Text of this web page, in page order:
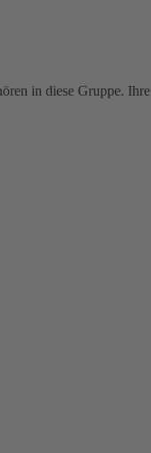
in diese Gruppe. Ihre